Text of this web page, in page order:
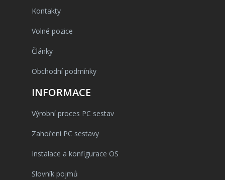
Kontakty
Volné pozice
Články
Obchodní podmínky
INFORMACE
Výrobní proces PC sestav
Zahoření PC sestavy
Instalace a konfigurace OS
Slovník pojmů